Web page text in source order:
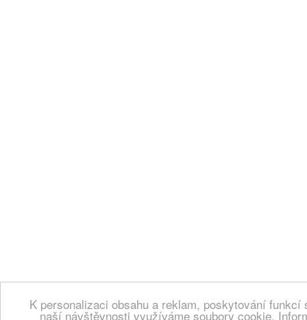
K personalizaci obsahu a reklam, poskytování
naší návštěvnosti využíváme soubory cookie.